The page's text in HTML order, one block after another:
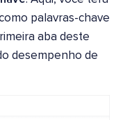
palavras-chave
aba deste
desempenho de